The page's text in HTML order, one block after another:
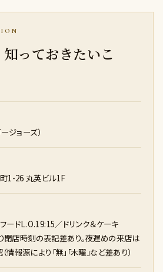
っておきたいこ
ジョーズ）
1-26 丸英ビル1F
ードL.O.19:15／ドリンク＆ケーキ
店時刻の表記差あり。夜遅めの来店は
報源により「無」「木曜」など差あり）